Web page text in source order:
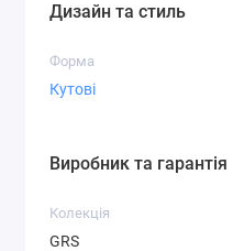
Дизайн та стиль
Форма
Кутові
Виробник та гарантія
Колекція
GRS